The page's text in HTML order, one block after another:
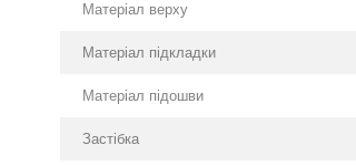
Матеріал верху
Матеріал підкладки
Матеріал підошви
Застібка